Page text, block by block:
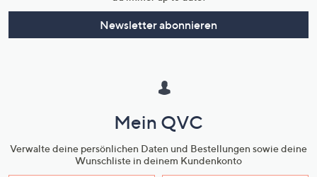
Newsletter abonnieren
Mein QVC
Verwalte deine persönlichen Daten und Bestellungen sowie deine
Wunschliste in deinem Kundenkonto